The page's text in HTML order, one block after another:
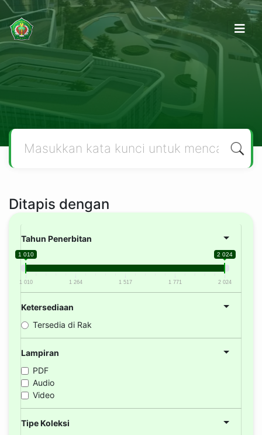
Ditapis dengan
Tahun Penerbitan
1 010 2 024
1 010 1 264 1 517 1 771 2 024
Ketersediaan
Tersedia di Rak
Lampiran
PDF
Audio
Video
Tipe Koleksi